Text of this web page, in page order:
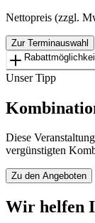
Nettopreis (zzgl.
Zur Terminauswahl
Unser Tipp
Diese
vergünstigten
Zu den Angeboten
Wir helfen